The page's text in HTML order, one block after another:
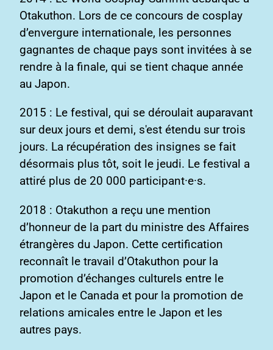
Otakuthon. Lors de ce concours de cosplay
d’envergure internationale, les personnes
gagnantes de chaque pays sont invitées à se
rendre à la finale, qui se tient chaque année
au Japon.
2015 : Le festival, qui se déroulait auparavant
sur deux jours et demi, s'est étendu sur trois
jours. La récupération des insignes se fait
désormais plus tôt, soit le jeudi. Le festival a
attiré plus de 20 000 participant·e·s.
2018 : Otakuthon a reçu une mention
d’honneur de la part du ministre des Affaires
étrangères du Japon. Cette certification
reconnaît le travail d’Otakuthon pour la
promotion d’échanges culturels entre le
Japon et le Canada et pour la promotion de
relations amicales entre le Japon et les
autres pays.